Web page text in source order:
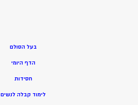
בעל הסולם
הדף היומי
חסידות
לימוד קבלה לנשים